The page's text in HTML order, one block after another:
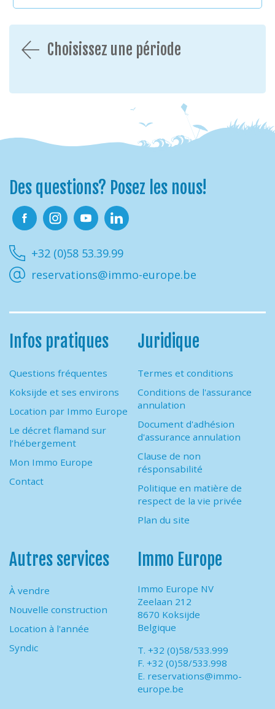
Choisissez une période
Des questions? Posez les nous!
+32 (0)58 53.39.99
reservations@immo-europe.be
Infos pratiques
Questions fréquentes
Koksijde et ses environs
Location par Immo Europe
Le décret flamand sur
l’hébergement
Mon Immo Europe
Contact
Juridique
Termes et conditions
Conditions de l'assurance
annulation
Document d'adhésion
d'assurance annulation
Clause de non
résponsabilité
Politique en matière de
respect de la vie privée
Plan du site
Autres services
À vendre
Nouvelle construction
Location à l'année
Syndic
Immo Europe
Immo Europe NV
Zeelaan 212
8670 Koksijde
Belgique
T. +32 (0)58/533.999
F. +32 (0)58/533.998
E. reservations@immo-
europe.be